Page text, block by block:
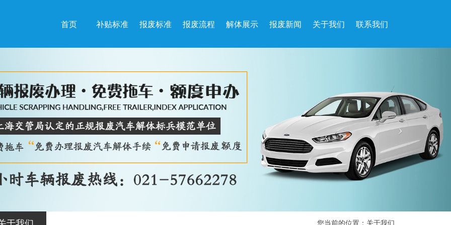
首页 补贴标准 报废标准 报废流程 解体展示 报废新闻 关于我们 联系我们
于我们 您当前的位置： 关于我们